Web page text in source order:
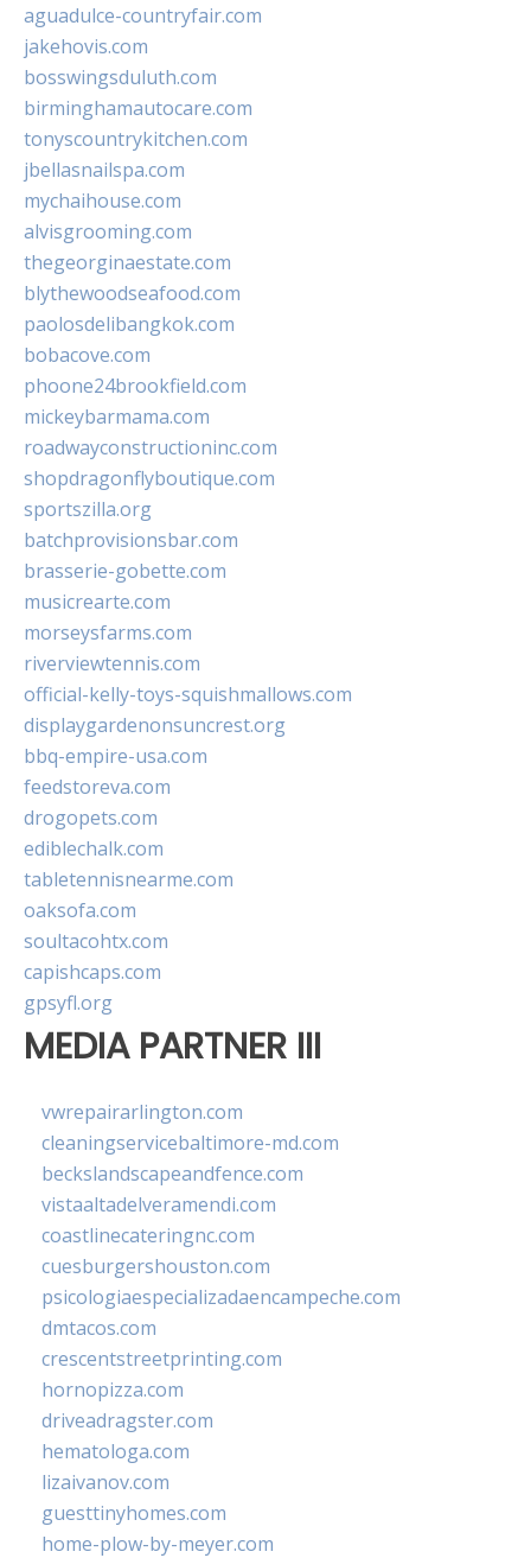
aguadulce-countryfair.com
jakehovis.com
bosswingsduluth.com
birminghamautocare.com
tonyscountrykitchen.com
jbellasnailspa.com
mychaihouse.com
alvisgrooming.com
thegeorginaestate.com
blythewoodseafood.com
paolosdelibangkok.com
bobacove.com
phoone24brookfield.com
mickeybarmama.com
roadwayconstructioninc.com
shopdragonflyboutique.com
sportszilla.org
batchprovisionsbar.com
brasserie-gobette.com
musicrearte.com
morseysfarms.com
riverviewtennis.com
official-kelly-toys-squishmallows.com
displaygardenonsuncrest.org
bbq-empire-usa.com
feedstoreva.com
drogopets.com
ediblechalk.com
tabletennisnearme.com
oaksofa.com
soultacohtx.com
capishcaps.com
gpsyfl.org
MEDIA PARTNER III
vwrepairarlington.com
cleaningservicebaltimore-md.com
beckslandscapeandfence.com
vistaaltadelveramendi.com
coastlinecateringnc.com
cuesburgershouston.com
psicologiaespecializadaencampeche.com
dmtacos.com
crescentstreetprinting.com
hornopizza.com
driveadragster.com
hematologa.com
lizaivanov.com
guesttinyhomes.com
home-plow-by-meyer.com